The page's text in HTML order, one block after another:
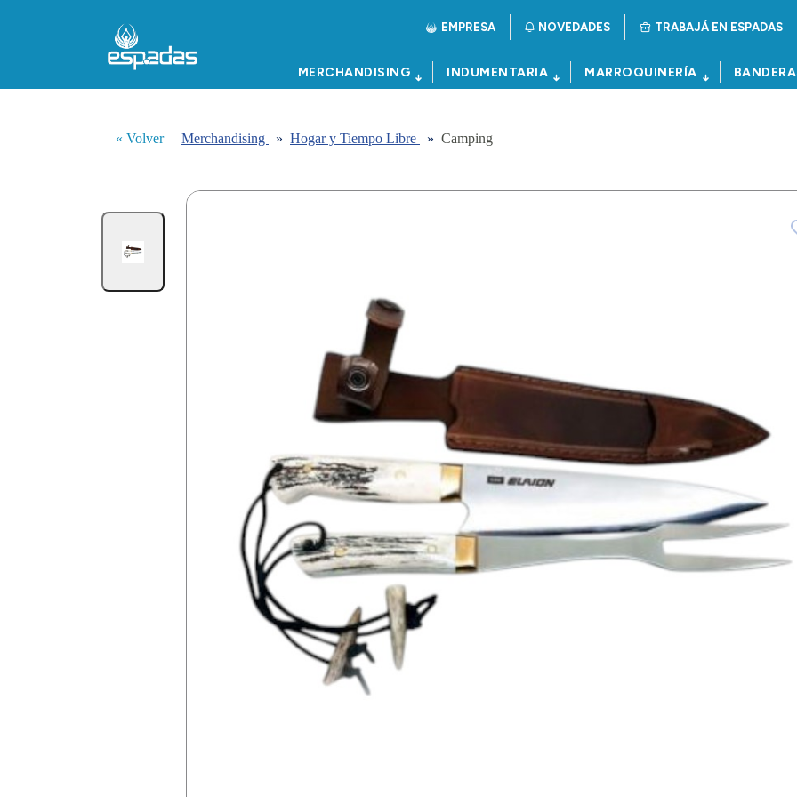
EMPRESA NOVEDADES TRABAJÁ EN ESPADAS
MERCHANDISING INDUMENTARIA MARROQUINERÍA
« Volver Merchandising » Hogar y Tiempo Libre » Camping